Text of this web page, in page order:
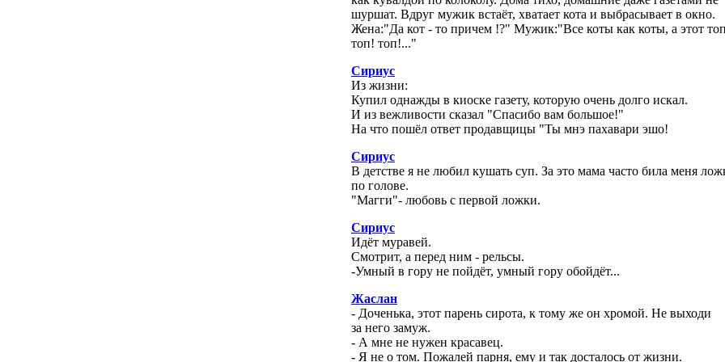
шуршат. Вдруг мужик встаёт, хватает кота и выбрасывает в окно.
Жена:"Да кот - то причем !?" Мужик:"Все коты как коты, а этот
топ! топ!..."
Сириус
Из жизни:
Купил однажды в киоске газету, которую очень долго искал.
И из вежливости сказал "Спасибо вам большое!"
На что пошёл ответ продавщицы "Ты мнэ пахавари эшо!
Сириус
В детстве я не любил кушать суп. За это мама часто била меня
по голове.
"Магги"- любовь с первой ложки.
Сириус
Идёт муравей.
Смотрит, а перед ним - рельсы.
-Умный в гору не пойдёт, умный гору обойдёт...
Жаслан
- Доченька, этот парень сирота, к тому же он хромой. Не выходи
за него замуж.
- А мне не нужен красавец.
- Я не о том. Пожалей парня, ему и так досталось от жизни.